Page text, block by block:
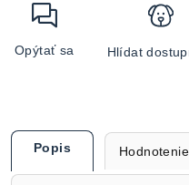
Opýtať sa Hlídat
Popis Hodnotenie